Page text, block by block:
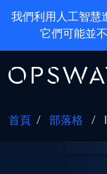
我們利用人工智慧
它們可能並
首頁 / 部落格 /